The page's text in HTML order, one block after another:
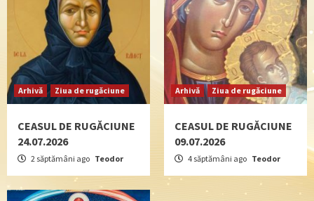
Arhivă Ziua de rugăciune
CEASUL DE RUGĂCIUNE
24.07.2026
2 săptămâni ago Teodor
Arhivă Ziua de rugăciune
CEASUL DE RUGĂCIUNE
09.07.2026
4 săptămâni ago Teodor